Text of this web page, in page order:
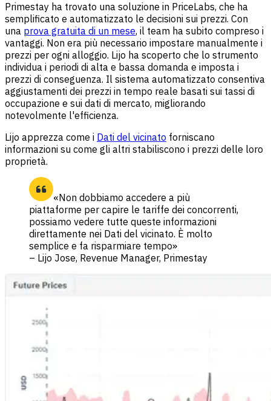
Primestay ha trovato una soluzione in PriceLabs, che ha
semplificato e automatizzato le decisioni sui prezzi. Con
una prova gratuita di un mese, il team ha subito compreso i
vantaggi. Non era più necessario impostare manualmente i
prezzi per ogni alloggio. Lijo ha scoperto che lo strumento
individua i periodi di alta e bassa domanda e imposta i
prezzi di conseguenza. Il sistema automatizzato consentiva
aggiustamenti dei prezzi in tempo reale basati sui tassi di
occupazione e sui dati di mercato, migliorando
notevolmente l'efficienza.
Lijo apprezza come i Dati del vicinato forniscano
informazioni su come gli altri stabiliscono i prezzi delle loro
proprietà.
«Non dobbiamo accedere a più
piattaforme per capire le tariffe dei concorrenti,
possiamo vedere tutte queste informazioni
direttamente nei Dati del vicinato. È molto
semplice e fa risparmiare tempo»
– Lijo Jose, Revenue Manager, Primestay